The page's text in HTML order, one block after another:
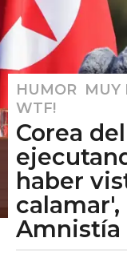
6
m
e
e
s
a
g
HUMOR ,MUY
WTF!
Corea
haber
Amnistía